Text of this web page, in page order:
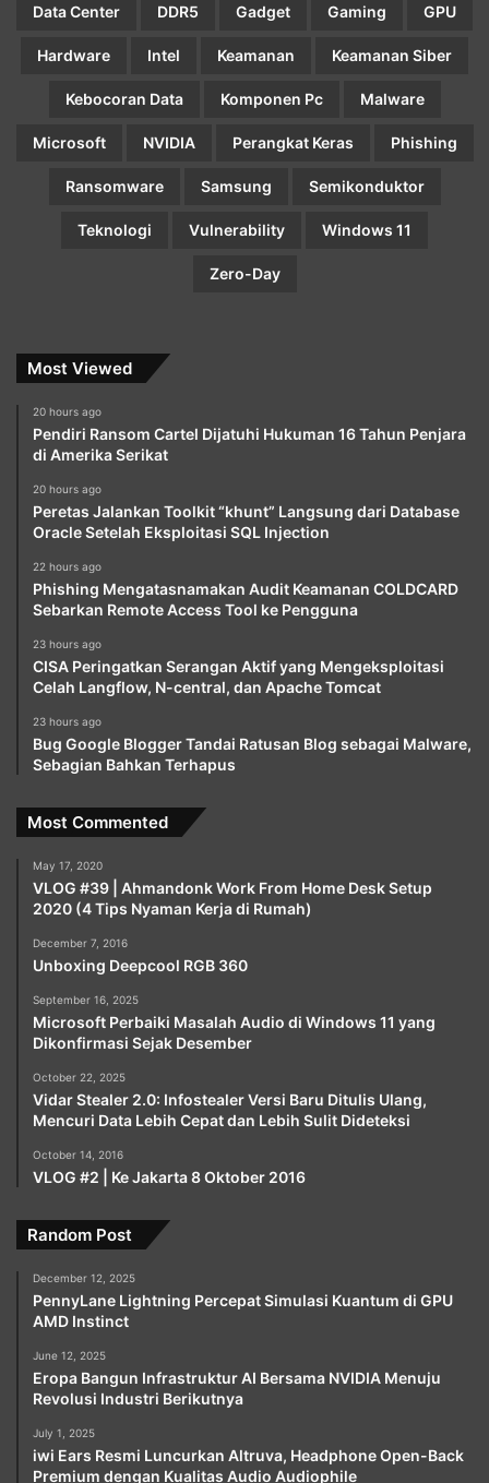
Data Center DDR5 Gadget Gaming GPU
Hardware Intel Keamanan Keamanan Siber
Kebocoran Data Komponen Pc Malware
Microsoft NVIDIA Perangkat Keras Phishing
Ransomware Samsung Semikonduktor
Teknologi Vulnerability Windows 11
Zero-Day
Most Viewed
20 hours ago
Pendiri Ransom Cartel Dijatuhi Hukuman 16 Tahun Penjara
di Amerika Serikat
20 hours ago
Peretas Jalankan Toolkit “khunt” Langsung dari Database
Oracle Setelah Eksploitasi SQL Injection
22 hours ago
Phishing Mengatasnamakan Audit Keamanan COLDCARD
Sebarkan Remote Access Tool ke Pengguna
23 hours ago
CISA Peringatkan Serangan Aktif yang Mengeksploitasi
Celah Langflow, N-central, dan Apache Tomcat
23 hours ago
Bug Google Blogger Tandai Ratusan Blog sebagai Malware,
Sebagian Bahkan Terhapus
Most Commented
May 17, 2020
VLOG #39 | Ahmandonk Work From Home Desk Setup
2020 (4 Tips Nyaman Kerja di Rumah)
December 7, 2016
Unboxing Deepcool RGB 360
September 16, 2025
Microsoft Perbaiki Masalah Audio di Windows 11 yang
Dikonfirmasi Sejak Desember
October 22, 2025
Vidar Stealer 2.0: Infostealer Versi Baru Ditulis Ulang,
Mencuri Data Lebih Cepat dan Lebih Sulit Dideteksi
October 14, 2016
VLOG #2 | Ke Jakarta 8 Oktober 2016
Random Post
December 12, 2025
PennyLane Lightning Percepat Simulasi Kuantum di GPU
AMD Instinct
June 12, 2025
Eropa Bangun Infrastruktur AI Bersama NVIDIA Menuju
Revolusi Industri Berikutnya
July 1, 2025
iwi Ears Resmi Luncurkan Altruva, Headphone Open-Back
Premium dengan Kualitas Audio Audiophile